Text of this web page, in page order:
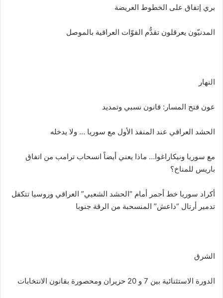
بري إتفاق على الخطوط العريضة
المدنيّون يعرقلون تقدُّم القوّات العراقية بالموصل
النهار
عون فتح المسار: قانون نسبي وتمديد
الحشد العراقي عند المنفذ الأول مع سوريا … ولا يدخله
مع سوريا ونيكاراغوا… ماذا يعني أيضاً انسحاب ترامب من اتفاق
باريس للمناخ؟
أكراد سوريا خط أحمر أمام “الحشد الشعبي” العراقي وروسيا تتكفل
تدمير أرتال “داعش” المنسحبة من الرقة جنوبا
الشرق
الدورة الاستثنائية بين 7 و 20 حزيران ومحصورة بقانون الانتخابات